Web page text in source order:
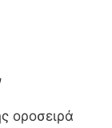
οροσειρά